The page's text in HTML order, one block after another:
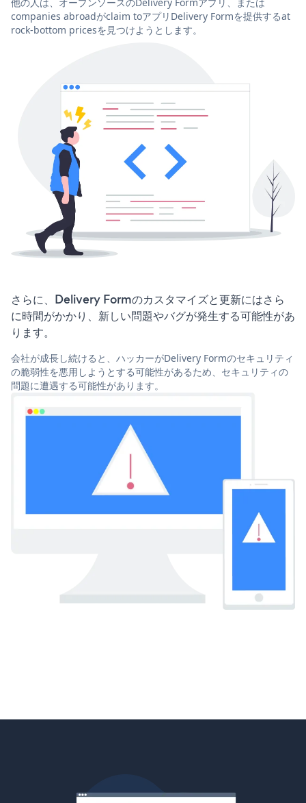
companies abroadがclaim toアプリDelivery Formを提供するat
rock-bottom pricesを見つけようとします。
さらに、Delivery Formのカスタマイズと更新にはさら
に時間がかかり、新しい問題やバグが発生する可能性があ
ります。
会社が成長し続けると、ハッカーがDelivery Formのセキュリティ
の脆弱性を悪用しようとする可能性があるため、セキュリティの
問題に遭遇する可能性があります。